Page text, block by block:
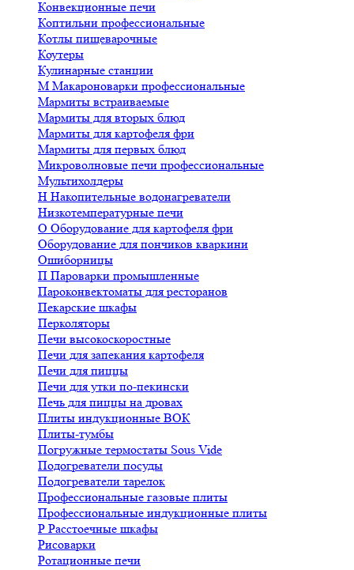
Конвекционные печи
Коптильни профессиональные
Котлы пищеварочные
Коутеры
Кулинарные станции
М Макароноварки профессиональные
Мармиты встраиваемые
Мармиты для вторых блюд
Мармиты для картофеля фри
Мармиты для первых блюд
Микроволновые печи профессиональные
Мультихолдеры
Н Накопительные водонагреватели
Низкотемпературные печи
О Оборудование для картофеля фри
Оборудование для пончиков кваркини
Ошиборницы
П Пароварки промышленные
Пароконвектоматы для ресторанов
Пекарские шкафы
Перколяторы
Печи высокоскоростные
Печи для запекания картофеля
Печи для пиццы
Печи для утки по-пекински
Печь для пиццы на дровах
Плиты индукционные ВОК
Плиты-тумбы
Погружные термостаты Sous Vide
Подогреватели посуды
Подогреватели тарелок
Профессиональные газовые плиты
Профессиональные индукционные плиты
Р Расстоечные шкафы
Рисоварки
Ротационные печи